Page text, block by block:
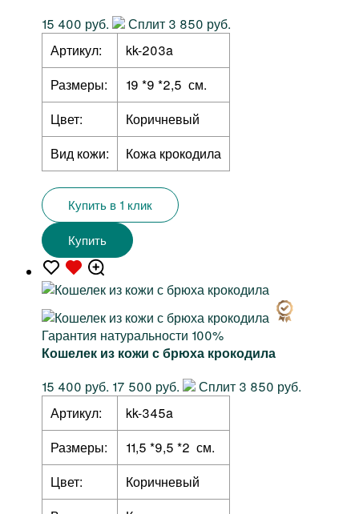
15 400 руб.
Сплит 3 850 руб.
Артикул:
kk-203a
Размеры:
19 *9 *2,5 см.
Цвет:
Коричневый
Вид кожи:
Кожа крокодила
Купить в 1 клик
Купить
Гарантия натуральности 100%
Кошелек из кожи с брюха крокодила
15 400 руб. 17 500 руб.
Сплит 3 850 руб.
Артикул:
kk-345a
Размеры:
11,5 *9,5 *2 см.
Цвет:
Коричневый